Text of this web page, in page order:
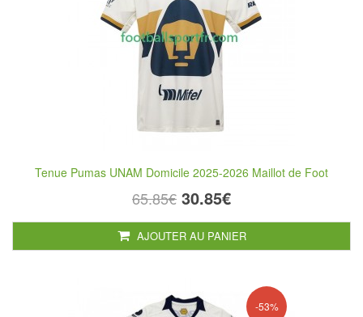
Tenue Pumas UNAM Domicile 2025-2026 Maillot de Foot
65.85€ 30.85€
AJOUTER AU PANIER
-53%